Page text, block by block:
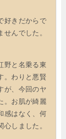
好きだからで
んでした。
野と名乗る東
。わりと悪賢
が、今回のヤ
。お肌が綺麗
感はなく、何
しました。